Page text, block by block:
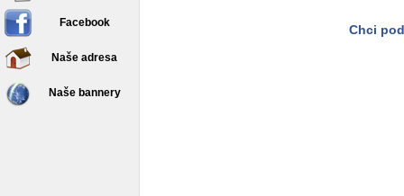
Facebook
Naše adresa
Naše bannery
Chci